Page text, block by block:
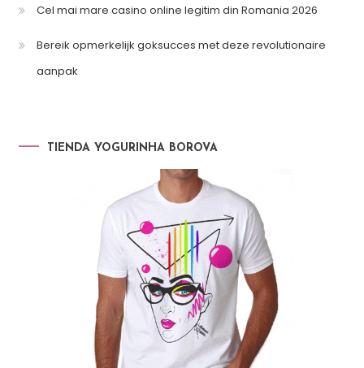
Cel mai mare casino online legitim din Romania 2026
Bereik opmerkelijk goksucces met deze revolutionaire
aanpak
TIENDA YOGURINHA BOROVA